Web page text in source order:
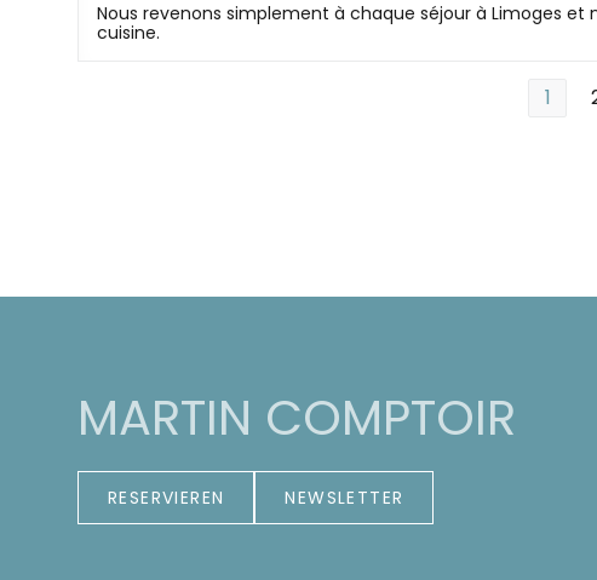
Nous revenons simplement à chaque séjour à Limoges
cuisine.
1
MARTIN COMPTOIR
RESERVIEREN NEWSLETTER